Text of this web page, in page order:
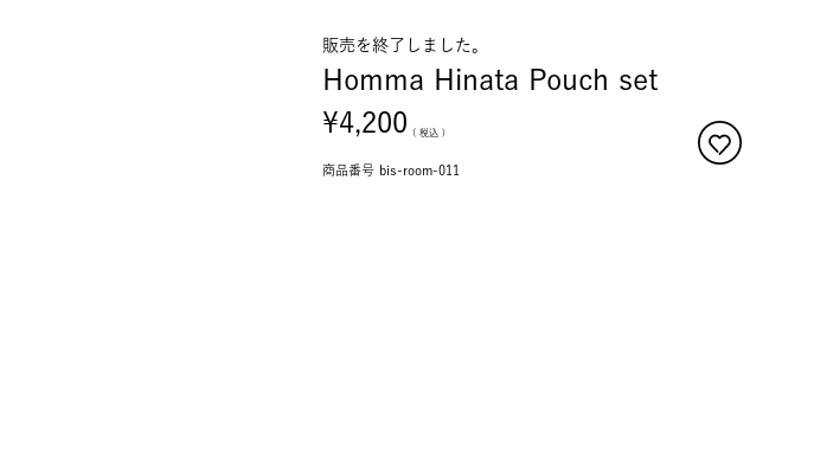
販売を終了しました。
Homma Hinata Pouch set
¥4,200 税込
商品番号 bis-room-011